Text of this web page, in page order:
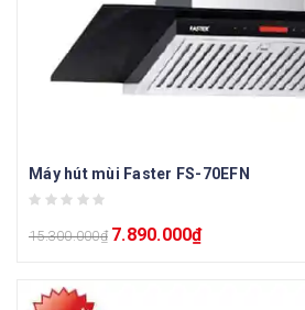
Máy hút mùi Faster FS-70EFN
15.300.000₫ 7.890.000₫